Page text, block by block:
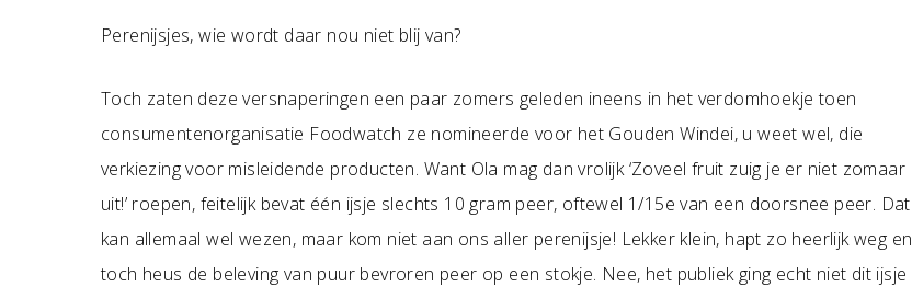
Perenijsjes, wie wordt daar nou niet blij van?
Toch zaten deze versnaperingen een paar zomers geleden ineens in het verdomhoekje toen
consumentenorganisatie Foodwatch ze nomineerde voor het Gouden Windei, u weet wel, die
verkiezing voor misleidende producten. Want Ola mag dan vrolijk ‘Zoveel fruit zuig je er niet zomaar
uit!’ roepen, feitelijk bevat één ijsje slechts 10 gram peer, oftewel 1/15e van een doorsnee peer. Dat
kan allemaal wel wezen, maar kom niet aan ons aller perenijsje! Lekker klein, hapt zo heerlijk weg en
toch heus de beleving van puur bevroren peer op een stokje. Nee, het publiek ging echt niet dit ijsje